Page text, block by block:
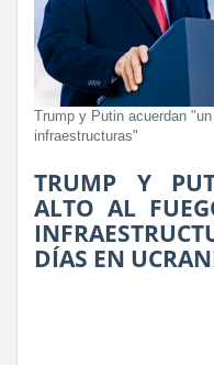
Trump y Putin acuerdan
infraestructuras"
TRUMP Y
ALTO AL
DÍAS EN